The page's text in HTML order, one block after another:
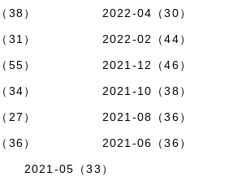
38）
2022-04（30）
31）
2022-02（44）
55）
2021-12（46）
34）
2021-10（38）
27）
2021-08（36）
36）
2021-06（36）
2021-05（33）